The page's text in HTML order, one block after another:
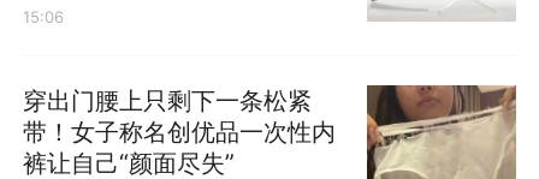
15:06
穿出门腰上只剩下一条松紧
带！女子称名创优品一次性内
裤让自己“颜面尽失”